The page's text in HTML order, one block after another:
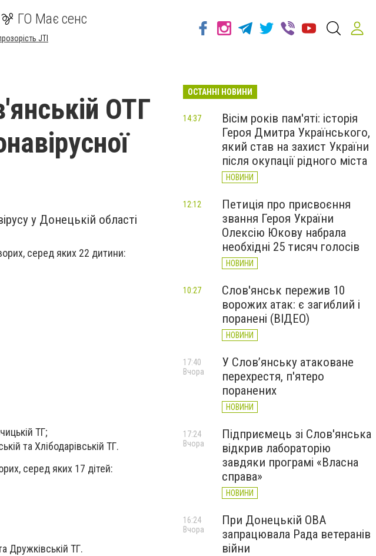
ГО Має сенс
JTI
ОТГ
у Донецькій області
серед яких 22 дитини:
ТГ;
та Хлібодарівській ТГ.
серед яких 17 дітей:
Дружківській ТГ.
ОСТАННІ НОВИНИ
Вісім років пам'яті: історія
Героя Дмитра Українського,
який став на захист України
після окупації рідного міста
НОВИНИ
14:37
Петиція про присвоєння
звання Героя України
Олексію Юкову набрала
необхідні 25 тисяч голосів
НОВИНИ
12:12
Слов'янськ пережив 10
ворожих атак: є загиблий і
поранені (ВІДЕО)
НОВИНИ
10:27
У Слов’янську атаковане
перехрестя, п'ятеро
поранених
НОВИНИ
17:40
Вчора
Підприємець зі Слов'янська
відкрив лабораторію
завдяки програмі «Власна
справа»
НОВИНИ
17:24
Вчора
При Донецькій ОВА
запрацювала Рада ветеранів
війни
16:24
Вчора